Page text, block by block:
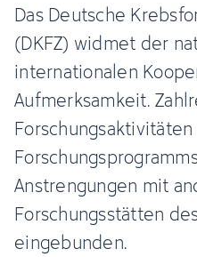
Das Deutsche
(DKFZ) widmet der
internationalen
Aufmerksamkeit.
Anstrengungen mit
Forschungsstätten
eingebunden.